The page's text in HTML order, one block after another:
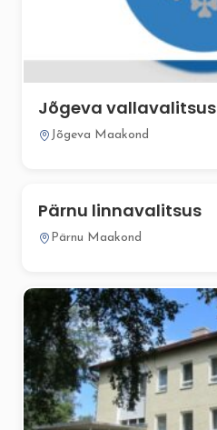
Jõgeva vallavalitsus
Jõgeva Maakond
Pärnu linnavalitsus
Pärnu Maakond